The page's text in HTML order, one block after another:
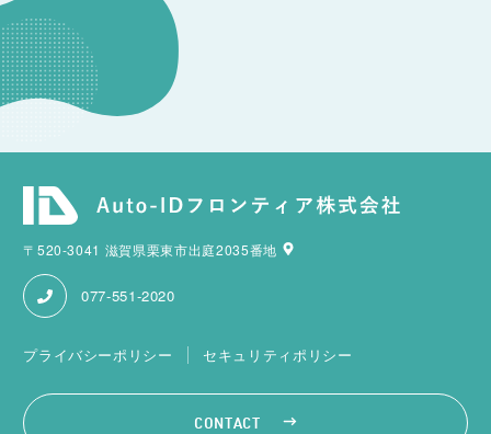
〒520-3041 滋賀県栗東市出庭2035番地
077-551-2020
プライバシーポリシー セキュリティポリシー
CONTACT